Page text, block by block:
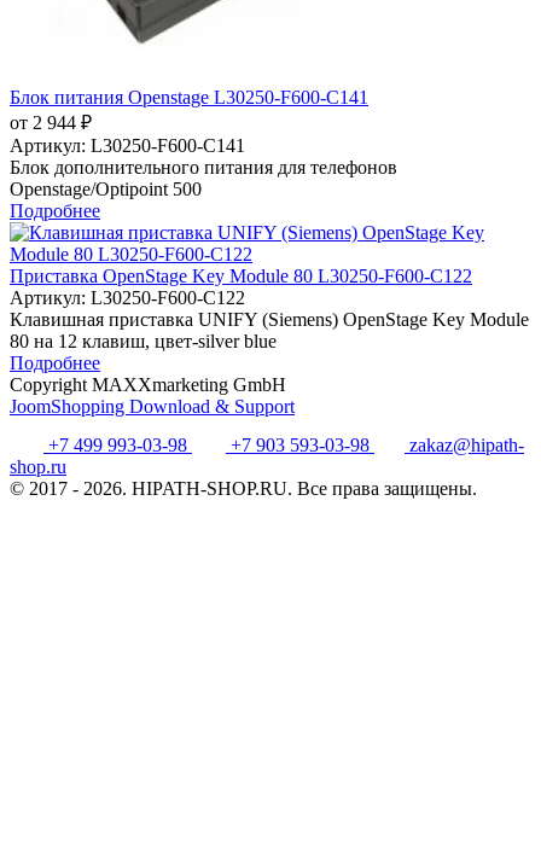
Блок питания Openstage L30250-F600-C141
от 2 944 ₽
Артикул: L30250-F600-C141
Блок дополнительного питания для телефонов
Openstage/Optipoint 500
Подробнее
Приставка OpenStage Key Module 80 L30250-F600-C122
Артикул: L30250-F600-C122
Клавишная приставка UNIFY (Siemens) OpenStage Key Module
80 на 12 клавиш, цвет-silver blue
Подробнее
Copyright MAXXmarketing GmbH
JoomShopping Download & Support
+7 499 993-03-98
+7 903 593-03-98
zakaz@hipath-
shop.ru
© 2017 - 2026. HIPATH-SHOP.RU. Все права защищены.